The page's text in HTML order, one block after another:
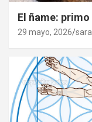
El ñame:
29 mayo, 2026